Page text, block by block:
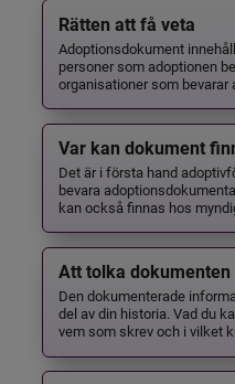
Rätten att få veta
Adoptionsdokument
personer som adoptionen
organisationer som bevarar
Var kan dokument
Det är i första hand
bevara
kan också finnas hos
Att tolka dokumenten
Den dokumenterade
del av din historia. Vad du
vem som skrev och i vilket